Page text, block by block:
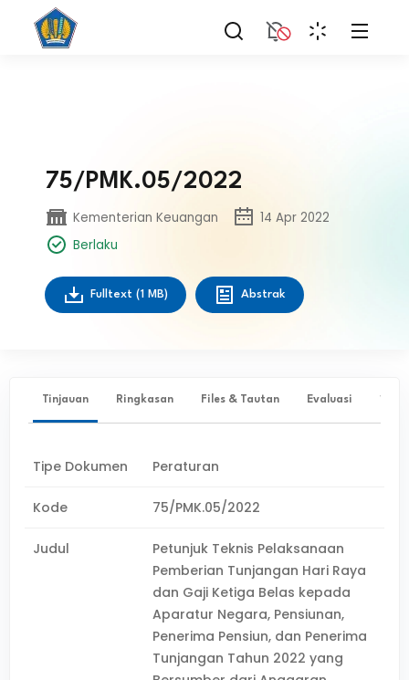
75/PMK.05/2022
Kementerian Keuangan
14 Apr 2022
Berlaku
Fulltext (1 MB) Abstrak
Tinjauan Ringkasan Files & Tautan Evaluasi ✨
Tipe Dokumen Peraturan
Kode 75/PMK.05/2022
Judul
Petunjuk Teknis Pelaksanaan
Pemberian Tunjangan Hari Raya
dan Gaji Ketiga Belas kepada
Aparatur Negara, Pensiunan,
Penerima Pensiun, dan Penerima
Tunjangan Tahun 2022 yang